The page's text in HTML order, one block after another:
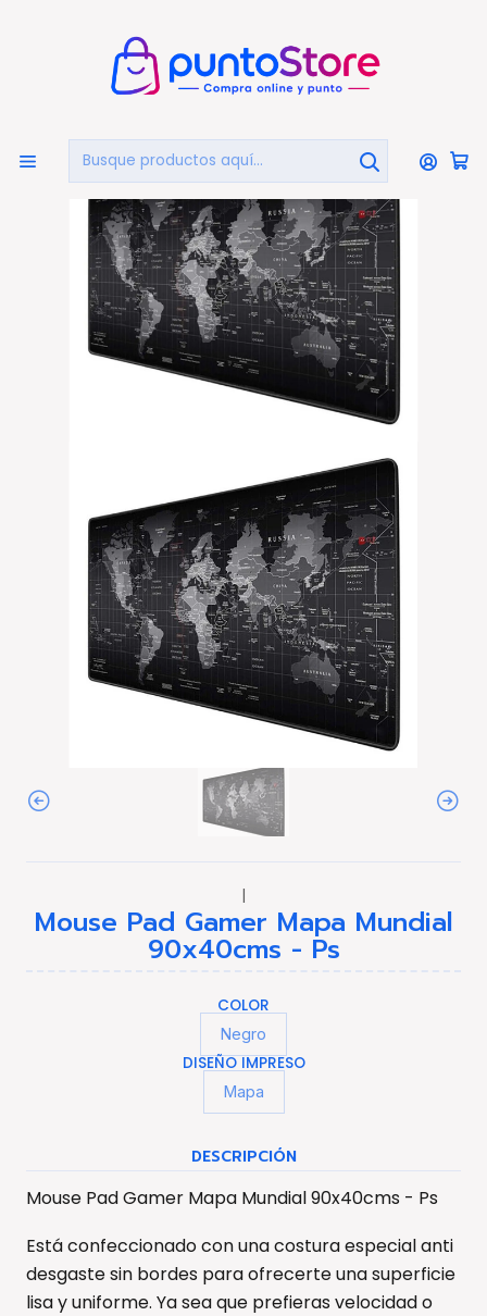
Inicio PUNTO GAMER Mouse Pad Gamer
Mouse Pad Gamer Mapa Mundial 90x40cms - Ps
|
Mouse Pad Gamer Mapa Mundial
90x40cms - Ps
COLOR
Negro
DISEÑO IMPRESO
Mapa
DESCRIPCIÓN
Mouse Pad Gamer Mapa Mundial 90x40cms - Ps
Está confeccionado con una costura especial anti
desgaste sin bordes para ofrecerte una superficie
lisa y uniforme. Ya sea que prefieras velocidad o